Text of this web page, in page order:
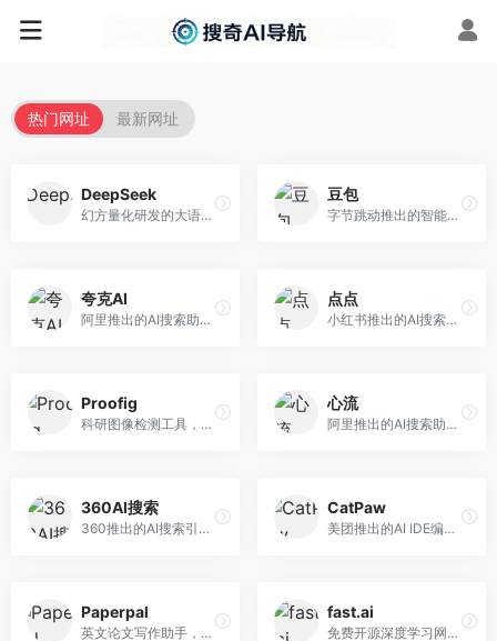
热门网址 最新网址
DeepSeek
幻方量化研发的大语言模型平台，专注于深度推理和代码生成能力。面向开发者、研究人员和技术爱好者，提供强大的逻辑推理和数学计算功能，开源生态完善，API接口友好。
豆包
字节跳动推出的智能对话助手平台，提供文本创作、知识问答、英语学习等多种AI服务。面向普通用户和内容创作者，支持多轮对话和文件解析，免费使用，响应速度快，中文理解能力强。
夸克AI
阿里推出的AI搜索助手，整合搜索与AI功能。面向年轻用户，提供智能搜索、文档处理、学习辅助等服务，与夸克生态深度整合。
点点
小红书推出的AI搜索应用，专注于生活方式内容搜索。面向小红书用户，提供生活攻略、消费决策、内容推荐等服务，生活方式内容丰富。
Proofig
科研图像检测工具，专注于学术图像完整性验证。面向科研人员，提供图像检测、重复分析、报告生成等服务，学术检测专业。
心流
阿里推出的AI搜索助手，专注于智能信息获取。面向普通用户，提供智能搜索、内容整理、知识问答等服务，与阿里生态深度整合。
360AI搜索
360推出的AI搜索引擎，专注于安全智能搜索。面向普通用户，提供智能问答、网页搜索、内容整理等服务，安全防护能力强。
CatPaw
美团推出的AI IDE编程工具，专注于本地开发生态。面向开发者，提供智能代码补全、代码生成、项目管理等服务，本地开发体验好。
Paperpal
英文论文写作助手，专注于学术英语润色。面向需要发表国际期刊的研究者，提供语法检查、学术表达优化、格式规范等服务，英语表达地道专业。
fast.ai
免费开源深度学习网站，专注于实用AI教学。面向开发者，提供免费深度学习课程、实战项目、代码库等资源，学习门槛低。